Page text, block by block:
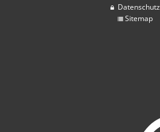
Datenschutz
Sitemap